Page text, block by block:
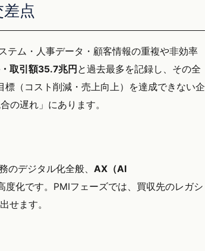
点
テム・人事データ・顧客情報の重複や非効率
取引額35.7兆円 と過去最多を記録し、その全
（コスト削減・売上向上）を達成できない企
の遅れ」にあります。
のデジタル化全般、 AX（AI
化です。PMIフェーズでは、買収先のレガシ
せます。